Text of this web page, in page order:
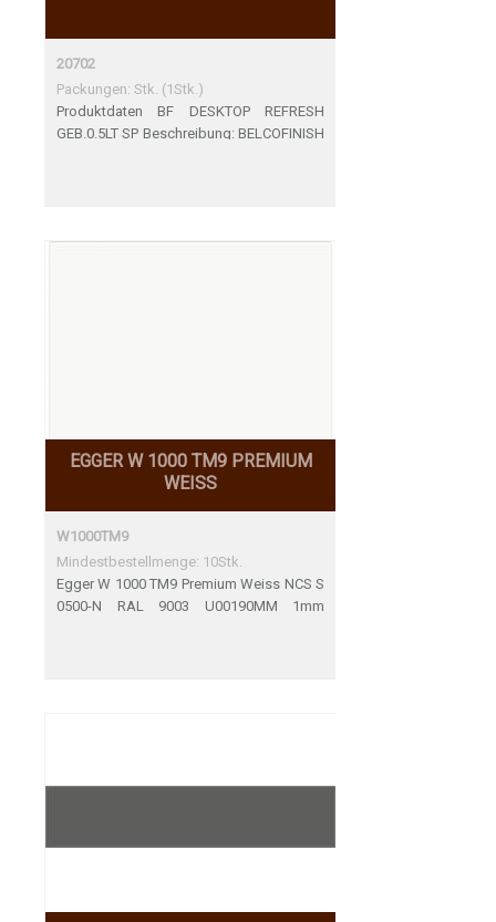
20702
Packungen: Stk. (1Stk.)
Produktdaten BF DESKTOP REFRESH
GEB.0.5LT SP Beschreibung: BELCOFINISH
Anwendungsmaterial: Pflegeprodukte
EGGER W 1000 TM9 PREMIUM
WEISS
W1000TM9
Mindestbestellmenge: 10Stk.
Egger W 1000 TM9 Premium Weiss NCS S
0500-N RAL 9003 U00190MM 1mm